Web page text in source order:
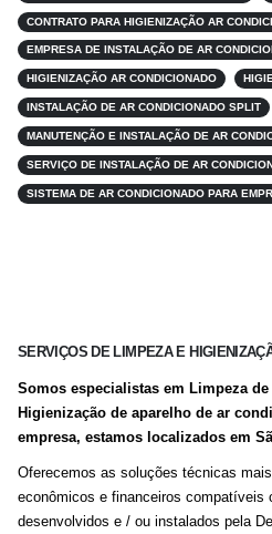
CONTRATO PARA HIGIENIZAÇÃO AR
EMPRESA DE INSTALAÇÃO DE AR
HIGIENIZAÇÃO AR CONDICIONADO
INSTALAÇÃO DE AR CONDICIONADO SPLIT
MANUTENÇÃO E INSTALAÇÃO DE AR
SERVIÇO DE INSTALAÇÃO DE AR
SISTEMA DE AR CONDICIONADO PARA
SERVIÇOS DE LIMPEZA E
Somos especialistas em Limpeza
Higienização de aparelho de ar
empresa, estamos localizados em
Oferecemos as soluções técnicas
econômicos e financeiros compatíveis
desenvolvidos e / ou instalados pela